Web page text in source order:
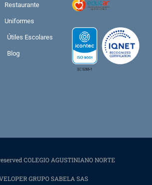
Restaurante
Uniformes
Útiles Escolares
Blog
COLEGIO AGUSTINIANO NORTE
GRUPO SABELA SAS